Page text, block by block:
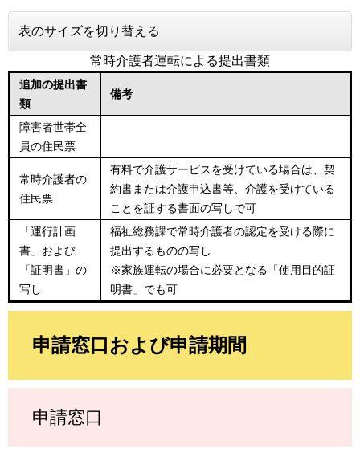
表のサイズを切り替える
常時介護者運転による提出書類
追加の提出書
類
備考
障害者世帯全
員の住民票
常時介護者の
住民票
有料で介護サービスを受けている場合は、契
約書または介護申込書等、介護を受けている
ことを証する書面の写しで可
「運行計画
書」および
「証明書」の
写し
福祉総務課で常時介護者の認定を受ける際に
提出するものの写し
※家族運転の場合に必要となる「使用目的証
明書」でも可
申請窓口および申請期間
申請窓口